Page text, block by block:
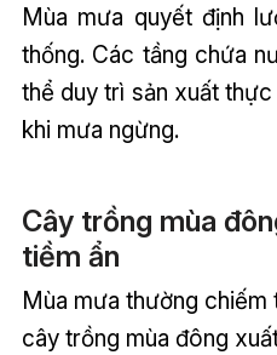
Mùa mưa quyết định
thống. Các tầng chứa
thể duy trì sản xuất
khi mưa ngừng.
Cây trồng mùa
tiềm ẩn
Mùa mưa thường chiếm
cây trồng mùa đông